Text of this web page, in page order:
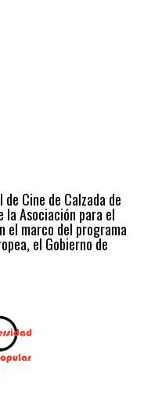
Cine de Calzada de
Asociación para el
el marco del programa
el Gobierno de